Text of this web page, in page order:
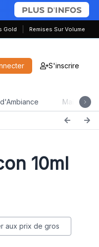
PLUS D'INFOS
Gold Remises Sur Volume
S'inscrire
Maison &
10ml
aux prix de gros